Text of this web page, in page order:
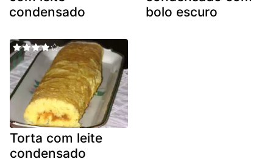
condensado
bolo escuro
Torta com leite
condensado